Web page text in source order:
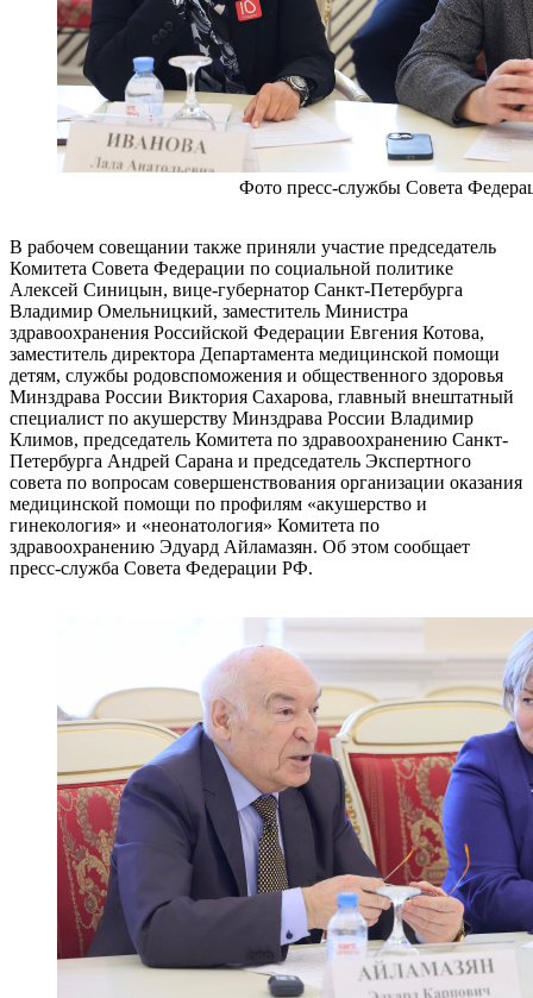
Фото пресс-службы Совета
В рабочем совещании также приняли участие председатель
Комитета Совета Федерации по социальной политике
Алексей Синицын, вице-губернатор Санкт-Петербурга
Владимир Омельницкий, заместитель Министра
здравоохранения Российской Федерации Евгения Котова,
заместитель директора Департамента медицинской помощи
детям, службы родовспоможения и общественного здоровья
Минздрава России Виктория Сахарова, главный внештатный
специалист по акушерству Минздрава России Владимир
Климов, председатель Комитета по здравоохранению Санкт-
Петербурга Андрей Сарана и председатель Экспертного
совета по вопросам совершенствования организации оказания
медицинской помощи по профилям «акушерство и
гинекология» и «неонатология» Комитета по
здравоохранению Эдуард Айламазян. Об этом сообщает
пресс-служба Совета Федерации РФ.